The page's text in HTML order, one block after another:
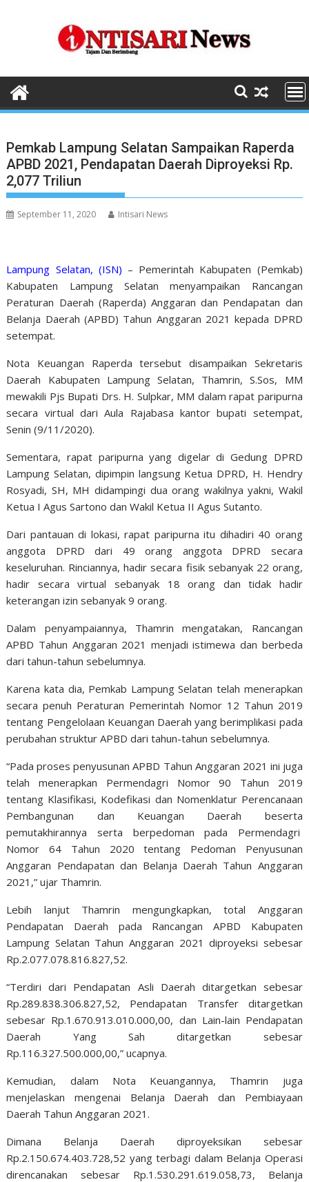
Pemkab Lampung Selatan Sampaikan Raperda
APBD 2021, Pendapatan Daerah Diproyeksi Rp.
2,077 Triliun
September 11, 2020 Intisari News
Lampung Selatan, (ISN) – Pemerintah Kabupaten (Pemkab)
Kabupaten Lampung Selatan menyampaikan Rancangan
Peraturan Daerah (Raperda) Anggaran dan Pendapatan dan
Belanja Daerah (APBD) Tahun Anggaran 2021 kepada DPRD
setempat.
Nota Keuangan Raperda tersebut disampaikan Sekretaris
Daerah Kabupaten Lampung Selatan, Thamrin, S.Sos, MM
mewakili Pjs Bupati Drs. H. Sulpkar, MM dalam rapat paripurna
secara virtual dari Aula Rajabasa kantor bupati setempat,
Senin (9/11/2020).
Sementara, rapat paripurna yang digelar di Gedung DPRD
Lampung Selatan, dipimpin langsung Ketua DPRD, H. Hendry
Rosyadi, SH, MH didampingi dua orang wakilnya yakni, Wakil
Ketua I Agus Sartono dan Wakil Ketua II Agus Sutanto.
Dari pantauan di lokasi, rapat paripurna itu dihadiri 40 orang
anggota DPRD dari 49 orang anggota DPRD secara
keseluruhan. Rinciannya, hadir secara fisik sebanyak 22 orang,
hadir secara virtual sebanyak 18 orang dan tidak hadir
keterangan izin sebanyak 9 orang.
Dalam penyampaiannya, Thamrin mengatakan, Rancangan
APBD Tahun Anggaran 2021 menjadi istimewa dan berbeda
dari tahun-tahun sebelumnya.
Karena kata dia, Pemkab Lampung Selatan telah menerapkan
secara penuh Peraturan Pemerintah Nomor 12 Tahun 2019
tentang Pengelolaan Keuangan Daerah yang berimplikasi pada
perubahan struktur APBD dari tahun-tahun sebelumnya.
“Pada proses penyusunan APBD Tahun Anggaran 2021 ini juga
telah menerapkan Permendagri Nomor 90 Tahun 2019
tentang Klasifikasi, Kodefikasi dan Nomenklatur Perencanaan
Pembangunan dan Keuangan Daerah beserta
pemutakhirannya serta berpedoman pada Permendagri
Nomor 64 Tahun 2020 tentang Pedoman Penyusunan
Anggaran Pendapatan dan Belanja Daerah Tahun Anggaran
2021,” ujar Thamrin.
Lebih lanjut Thamrin mengungkapkan, total Anggaran
Pendapatan Daerah pada Rancangan APBD Kabupaten
Lampung Selatan Tahun Anggaran 2021 diproyeksi sebesar
Rp.2.077.078.816.827,52.
“Terdiri dari Pendapatan Asli Daerah ditargetkan sebesar
Rp.289.838.306.827,52, Pendapatan Transfer ditargetkan
sebesar Rp.1.670.913.010.000,00, dan Lain-lain Pendapatan
Daerah Yang Sah ditargetkan sebesar
Rp.116.327.500.000,00,” ucapnya.
Kemudian, dalam Nota Keuangannya, Thamrin juga
menjelaskan mengenai Belanja Daerah dan Pembiayaan
Daerah Tahun Anggaran 2021.
Dimana Belanja Daerah diproyeksikan sebesar
Rp.2.150.674.403.728,52 yang terbagi dalam Belanja Operasi
direncanakan sebesar Rp.1.530.291.619.058,73, Belanja